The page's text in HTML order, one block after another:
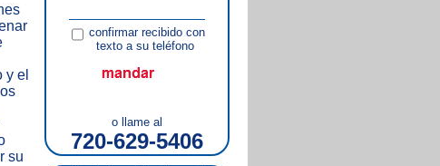
confirmar recibido con
texto a su teléfono
o llame al
720-629-5406
y el
su